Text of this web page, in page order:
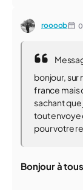
roooob
bonjour, sur
france mais
sachant que
tout envoye
pour votre
Bonjour à